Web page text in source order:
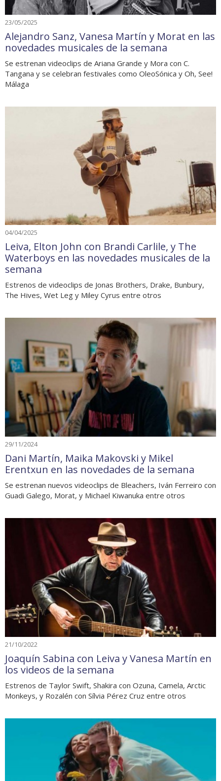
23/05/2025
Alejandro Sanz, Vanesa Martín y Morat en las
novedades musicales de la semana
Se estrenan videoclips de Ariana Grande y Mora con C.
Tangana y se celebran festivales como OleoSónica y Oh, See!
Málaga
04/04/2025
Leiva, Elton John con Brandi Carlile, y The
Waterboys en las novedades musicales de la
semana
Estrenos de videoclips de Jonas Brothers, Drake, Bunbury,
The Hives, Wet Leg y Miley Cyrus entre otros
29/11/2024
Dani Martín, Maika Makovski y Mikel
Erentxun en las novedades de la semana
Se estrenan nuevos videoclips de Bleachers, Iván Ferreiro con
Guadi Galego, Morat, y Michael Kiwanuka entre otros
21/10/2022
Joaquín Sabina con Leiva y Vanesa Martín en
los videos de la semana
Estrenos de Taylor Swift, Shakira con Ozuna, Camela, Arctic
Monkeys, y Rozalén con Sílvia Pérez Cruz entre otros